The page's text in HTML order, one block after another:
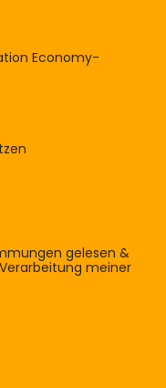
Economy-
gelesen &
meiner